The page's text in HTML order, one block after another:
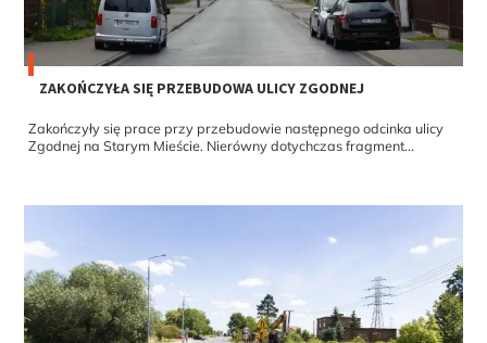
ZAKOŃCZYŁA SIĘ PRZEBUDOWA ULICY ZGODNEJ
Zakończyły się prace przy przebudowie następnego odcinka ulicy
Zgodnej na Starym Mieście. Nierówny dotychczas fragment...